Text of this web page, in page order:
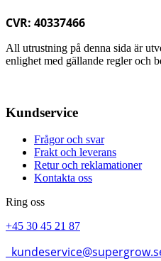
CVR: 40337466
All utrustning på denna sida är
enlighet med gällande regler och
Kundservice
Frågor och svar
Frakt och leverans
Retur och reklamationer
Kontakta oss
Ring oss
+45 30 45 21 87